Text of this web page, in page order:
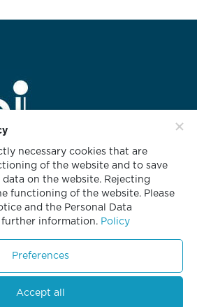
ไอ
วงช่องนนทรี
Reserved.
necessary cookies that are
of the website and to save
on the website. Rejecting
functioning of the website. Please
and the Personal Data
information. Policy
Preferences
Accept all